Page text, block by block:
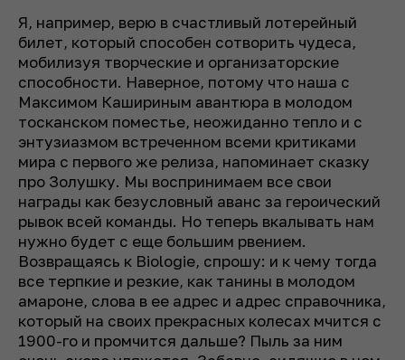
Я, например, верю в счастливый лотерейный
билет, который способен сотворить чудеса,
мобилизуя творческие и организаторские
способности. Наверное, потому что наша с
Максимом Кашириным авантюра в молодом
тосканском поместье, неожиданно тепло и с
энтузиазмом встреченном всеми критиками
мира с первого же релиза, напоминает сказку
про Золушку. Мы воспринимаем все свои
награды как безусловный аванс за героический
рывок всей команды. Но теперь вкалывать нам
нужно будет с еще большим рвением.
Возвращаясь к Biologie, спрошу: и к чему тогда
все терпкие и резкие, как танины в молодом
амароне, слова в ее адрес и адрес справочника,
который на своих прекрасных колесах мчится с
1900-го и промчится дальше? Пыль за ним